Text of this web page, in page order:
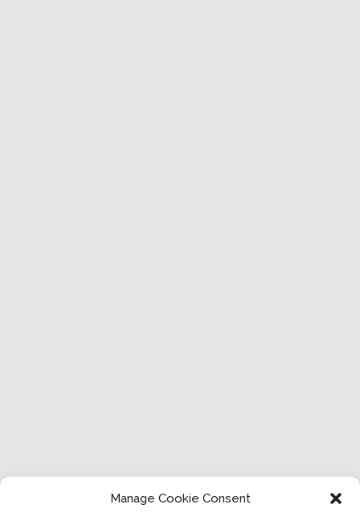
Manage Cookie Consent